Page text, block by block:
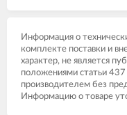
Информация о
комплекте поставки и
характер, не является
положениями статьи
производителем без
Информацию о товаре